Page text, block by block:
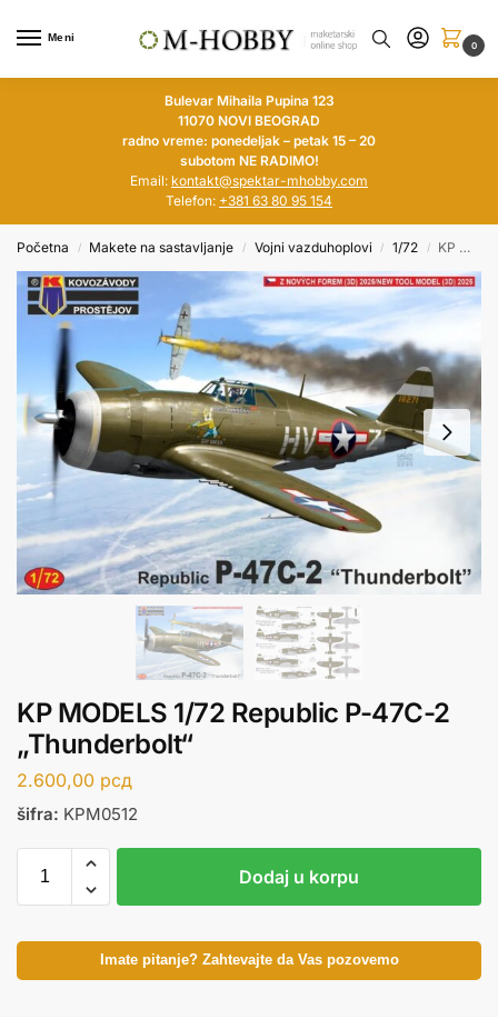
Meni
0
Bulevar Mihaila Pupina 123
11070 NOVI BEOGRAD
radno vreme: ponedeljak – petak 15 – 20
subotom NE RADIMO!
Email: kontakt@spektar-mhobby.com
Telefon: +381 63 80 95 154
Početna / Makete na sastavljanje / Vojni vazduhoplovi / 1/72 / KP MODELS 1/72 Republic P-47C-2 „Thunderbolt“
KP MODELS 1/72 Republic P-47C-2
„Thunderbolt“
2.600,00 рсд
šifra: KPM0512
Dodaj u korpu
Imate pitanje? Zahtevajte da Vas pozovemo